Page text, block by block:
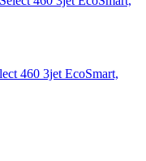
460 3jet EcoSmart,